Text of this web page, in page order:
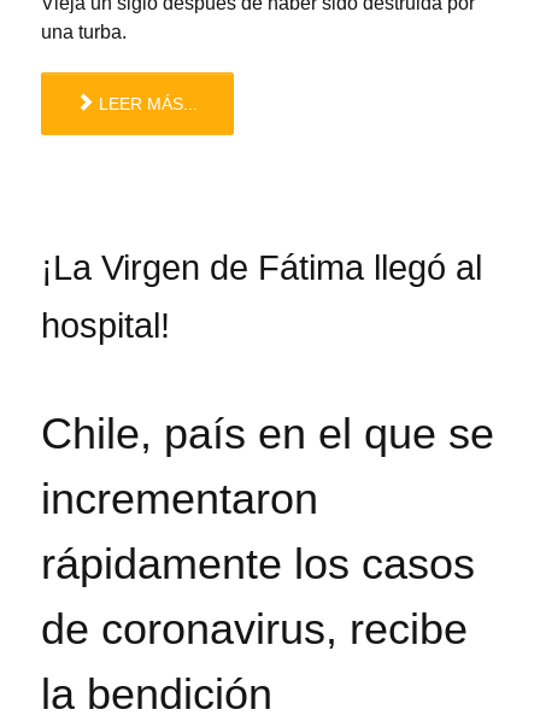
una turba.
LEER MÁS...
¡La Virgen de Fátima llegó al
hospital!
Chile, país en el que se
incrementaron
rápidamente los casos
de coronavirus, recibe
la bendición